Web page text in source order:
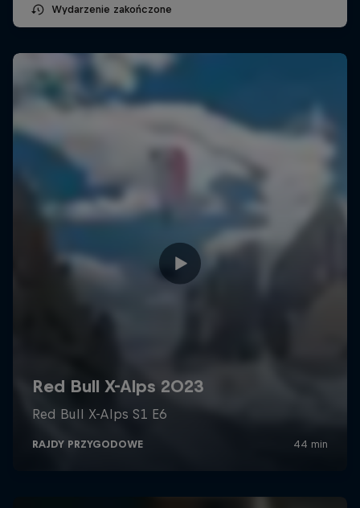
Wydarzenie zakończone